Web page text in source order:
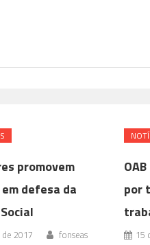
promovem
defesa da
2017 fonseas
por
15